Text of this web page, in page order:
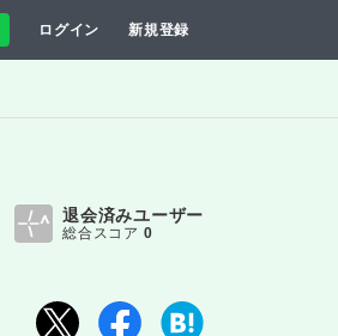
ログイン 新規登録
退会済みユーザー
総合スコア 0